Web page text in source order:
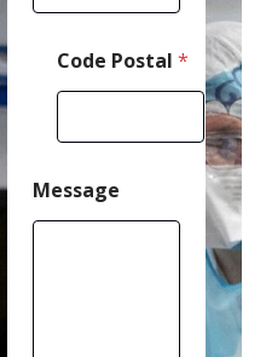
Code Postal *
e
Message